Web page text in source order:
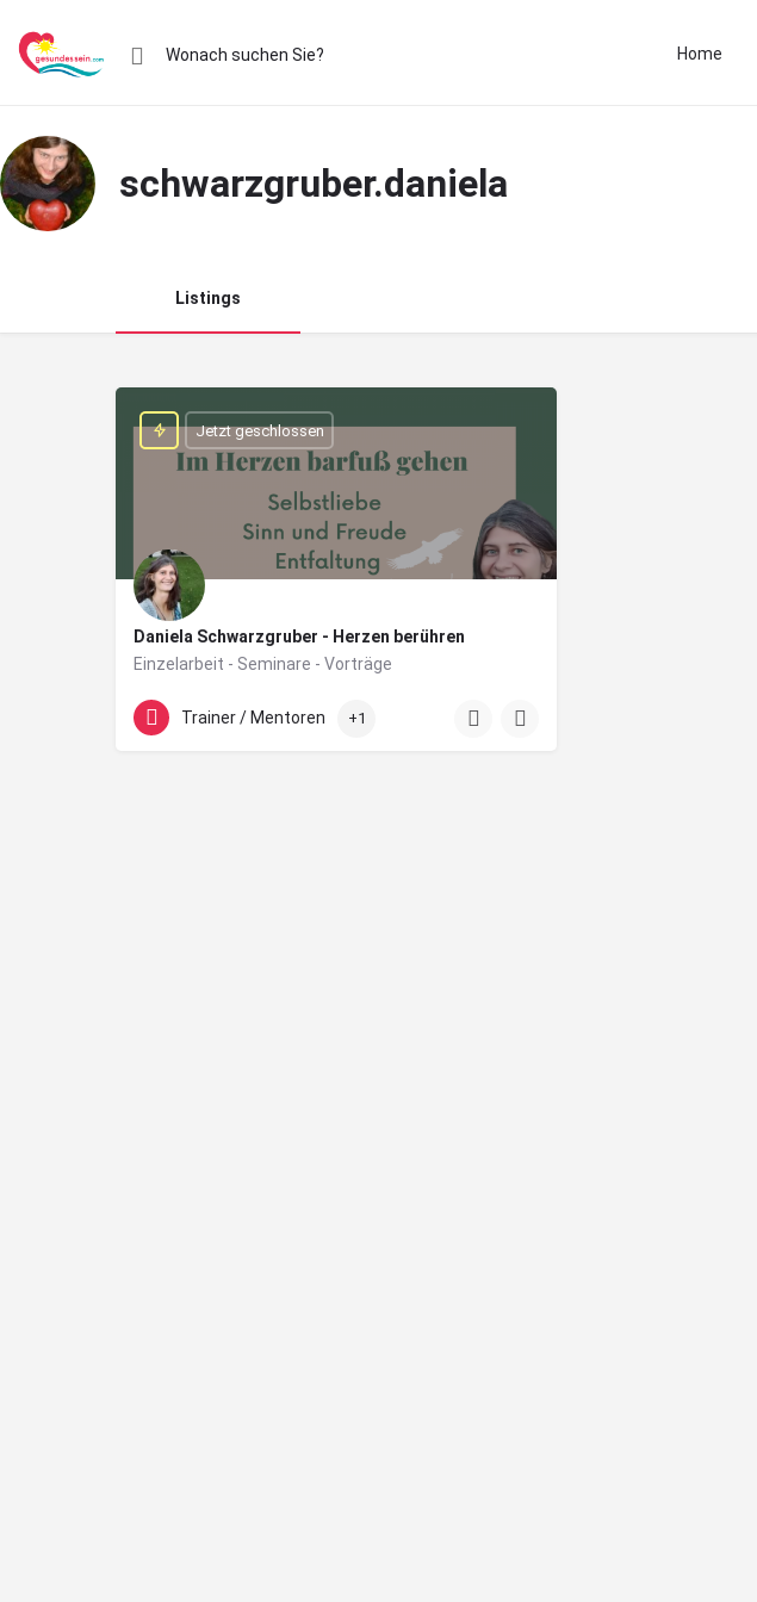
Home
schwarzgruber.daniela
Listings
Daniela Schwarzgruber - Herzen berühren
Einzelarbeit - Seminare - Vorträge
+43 676 412 0300
Jetzt geschlossen
Trainer / Mentoren +1